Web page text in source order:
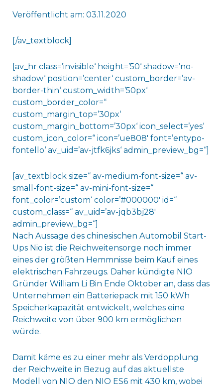
Veröffentlicht am: 03.11.2020
[/av_textblock]
[av_hr class=’invisible‘ height=’50‘ shadow=’no-
shadow‘ position=’center‘ custom_border=’av-
border-thin‘ custom_width=’50px‘
custom_border_color=“
custom_margin_top=’30px‘
custom_margin_bottom=’30px‘ icon_select=’yes‘
custom_icon_color=“ icon=’ue808′ font=’entypo-
fontello‘ av_uid=’av-jtfk6jks‘ admin_preview_bg=“]
[av_textblock size=“ av-medium-font-size=“ av-
small-font-size=“ av-mini-font-size=“
font_color=’custom‘ color=’#000000′ id=“
custom_class=“ av_uid=’av-jqb3bj28′
admin_preview_bg=“]
Nach Aussage des chinesischen Automobil Start-
Ups Nio ist die Reichweitensorge noch immer
eines der größten Hemmnisse beim Kauf eines
elektrischen Fahrzeugs. Daher kündigte NIO
Gründer William Li Bin Ende Oktober an, dass das
Unternehmen ein Batteriepack mit 150 kWh
Speicherkapazität entwickelt, welches eine
Reichweite von über 900 km ermöglichen
würde.
Damit käme es zu einer mehr als Verdopplung
der Reichweite in Bezug auf das aktuellste
Modell von NIO den NIO ES6 mit 430 km, wobei